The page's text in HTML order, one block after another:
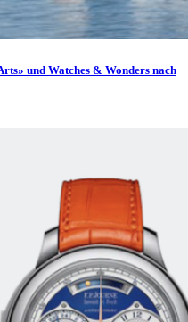
und Watches & Wonders nach